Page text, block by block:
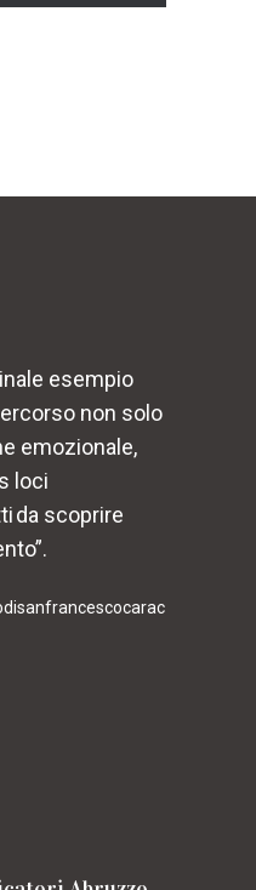
esempio
non solo
emozionale,
loci
da scoprire